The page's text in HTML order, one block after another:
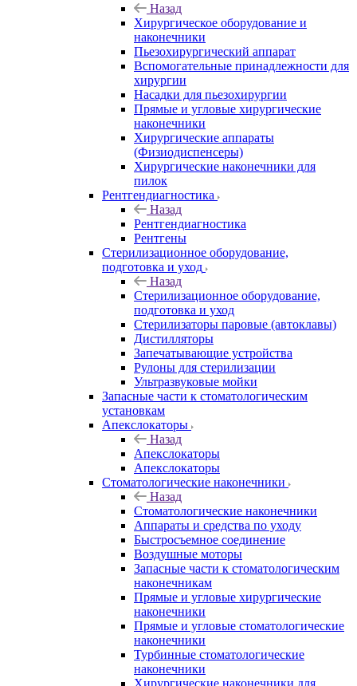
Назад
Хирургическое оборудование и
наконечники
Пьезохирургический аппарат
Вспомогательные принадлежности для
хирургии
Насадки для пьезохирургии
Прямые и угловые хирургические
наконечники
Хирургические аппараты
(Физиодиспенсеры)
Хирургические наконечники для
пилок
Рентгендиагностика
Назад
Рентгендиагностика
Рентгены
Стерилизационное оборудование,
подготовка и уход
Назад
Стерилизационное оборудование,
подготовка и уход
Стерилизаторы паровые (автоклавы)
Дистилляторы
Запечатывающие устройства
Рулоны для стерилизации
Ультразвуковые мойки
Запасные части к стоматологическим
установкам
Апекслокаторы
Назад
Апекслокаторы
Апекслокаторы
Стоматологические наконечники
Назад
Стоматологические наконечники
Аппараты и средства по уходу
Быстросъемное соединение
Воздушные моторы
Запасные части к стоматологическим
наконечникам
Прямые и угловые хирургические
наконечники
Прямые и угловые стоматологические
наконечники
Турбинные стоматологические
наконечники
Хирургические наконечники для